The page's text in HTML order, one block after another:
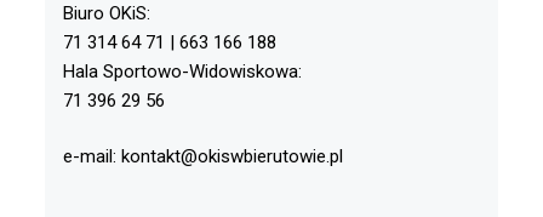
Biuro OKiS:
71 314 64 71 | 663 166 188
Hala Sportowo-Widowiskowa:
71 396 29 56
e-mail: kontakt@okiswbierutowie.pl